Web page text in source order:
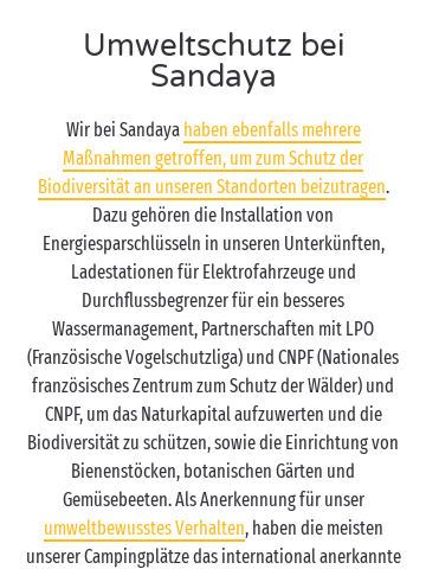
Umweltschutz bei
Sandaya
Wir bei Sandaya haben ebenfalls mehrere
Maßnahmen getroffen, um zum Schutz der
Biodiversität an unseren Standorten beizutragen.
Dazu gehören die Installation von
Energiesparschlüsseln in unseren Unterkünften,
Ladestationen für Elektrofahrzeuge und
Durchflussbegrenzer für ein besseres
Wassermanagement, Partnerschaften mit LPO
(Französische Vogelschutzliga) und CNPF (Nationales
französisches Zentrum zum Schutz der Wälder) und
CNPF, um das Naturkapital aufzuwerten und die
Biodiversität zu schützen, sowie die Einrichtung von
Bienenstöcken, botanischen Gärten und
Gemüsebeeten. Als Anerkennung für unser
umweltbewusstes Verhalten, haben die meisten
unserer Campingplätze das international anerkannte